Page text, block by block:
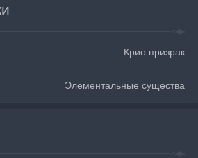
Крио призрак
Элементальные существа